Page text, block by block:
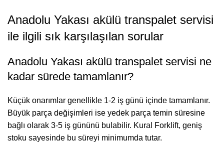
Anadolu Yakası akülü transpalet servisi
ile ilgili sık karşılaşılan sorular
Anadolu Yakası akülü transpalet servisi ne
kadar sürede tamamlanır?
Küçük onarımlar genellikle 1-2 iş günü içinde tamamlanır.
Büyük parça değişimleri ise yedek parça temin süresine
bağlı olarak 3-5 iş gününü bulabilir. Kural Forklift, geniş
stoku sayesinde bu süreyi minimumda tutar.